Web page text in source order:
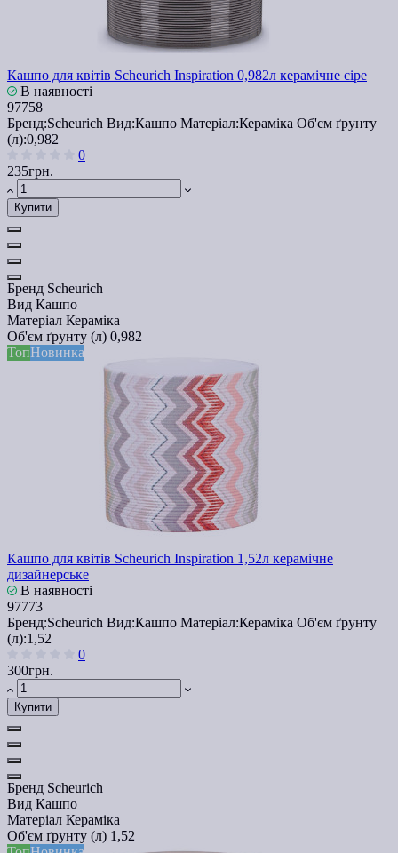
Кашпо для квітів Scheurich Inspiration 0,982л керамічне сіре
В наявності
97758
Бренд:Scheurich Вид:Кашпо Матеріал:Кераміка Об'єм ґрунту
(л):0,982
0
235грн.
Купити
Бренд Scheurich
Вид Кашпо
Матеріал Кераміка
Об'єм ґрунту (л) 0,982
ТопНовинка
Кашпо для квітів Scheurich Inspiration 1,52л керамічне
дизайнерське
В наявності
97773
Бренд:Scheurich Вид:Кашпо Матеріал:Кераміка Об'єм ґрунту
(л):1,52
0
300грн.
Купити
Бренд Scheurich
Вид Кашпо
Матеріал Кераміка
Об'єм ґрунту (л) 1,52